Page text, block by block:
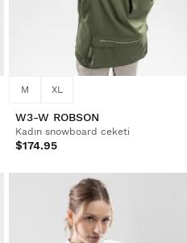
M XL
W3-W ROBSON
Kadın snowboard ceketi
$174.95